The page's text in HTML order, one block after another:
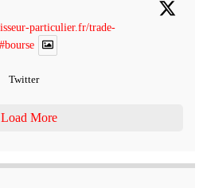
particulier.fr/trade-
#bourse
Twitter
Load More